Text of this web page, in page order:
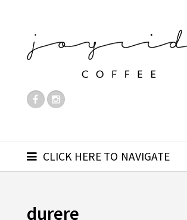
CLICK HERE TO NAVIGATE
durere